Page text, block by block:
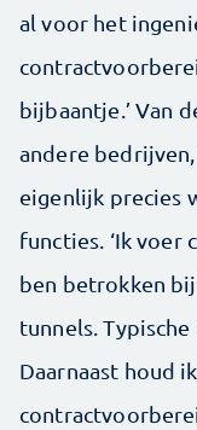
al voor het
bijbaantje.’ Van
andere
eigenlijk precies
functies. ‘Ik voer
ben betrokken
tunnels. Typische
Daarnaast houd